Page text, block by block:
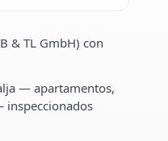
& TL GmbH) con
— apartamentos,
inspeccionados